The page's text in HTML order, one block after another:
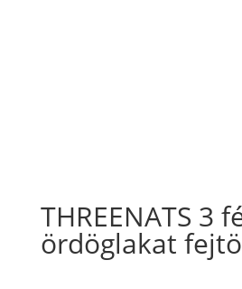
THREENATS 3
ördöglakat